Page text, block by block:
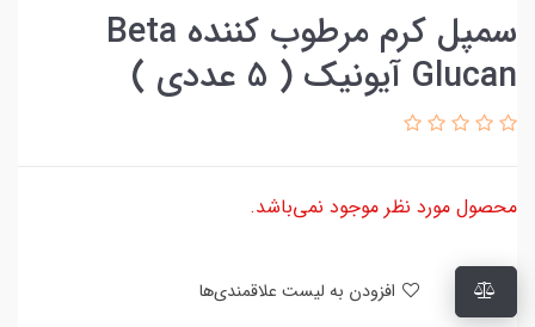
سمپل کرم مرطوب کننده Beta
Glucan آیونیک ( 5 عددی )
محصول مورد نظر موجود نمی‌باشد.